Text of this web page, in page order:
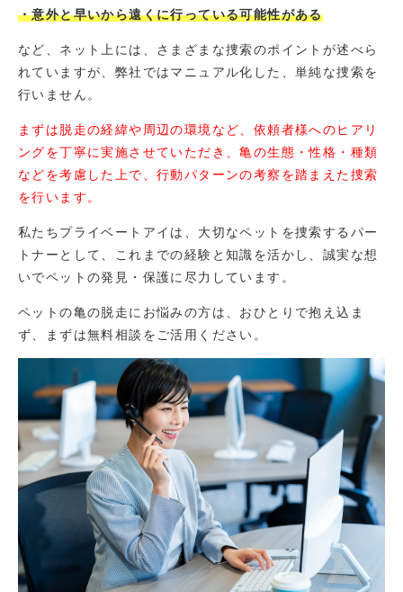
・意外と早いから遠くに行っている可能性がある
など、ネット上には、さまざまな捜索のポイントが述べら
れていますが、弊社ではマニュアル化した、単純な捜索を
行いません。
まずは脱走の経緯や周辺の環境など、依頼者様へのヒアリ
ングを丁寧に実施させていただき、亀の生態・性格・種類
などを考慮した上で、行動パターンの考察を踏まえた捜索
を行います。
私たちプライベートアイは、大切なペットを捜索するパー
トナーとして、これまでの経験と知識を活かし、誠実な想
いでペットの発見・保護に尽力しています。
ペットの亀の脱走にお悩みの方は、おひとりで抱え込ま
ず、まずは無料相談をご活用ください。